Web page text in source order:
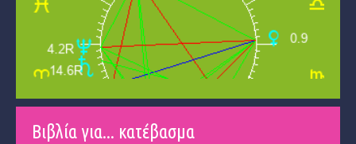
Βιβλία για... κατέβασμα